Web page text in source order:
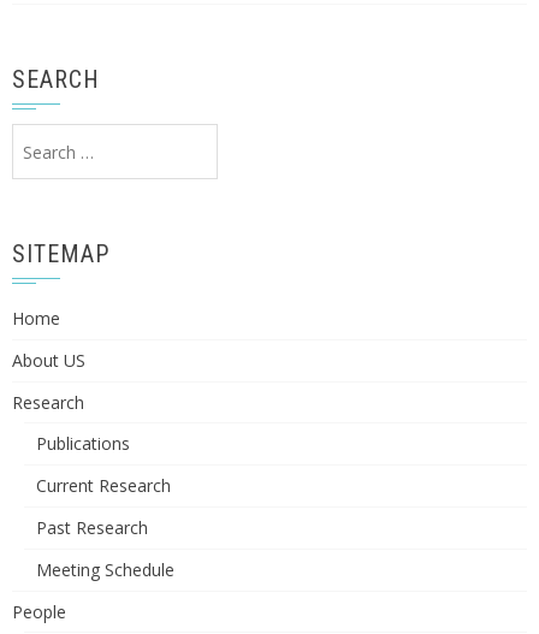
SEARCH
for:
SITEMAP
Home
About US
Research
Publications
Current Research
Past Research
Meeting Schedule
People